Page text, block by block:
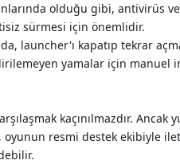
olduğu gibi, antivirüs
sürmesi için önemlidir.
launcher'ı kapatıp tekrar
yamalar için
kaçınılmazdır. Ancak
resmi destek ekibiyle